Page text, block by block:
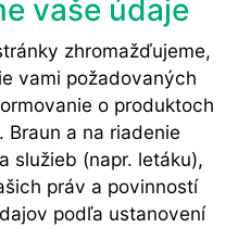
vaše údaje
zhromažďujeme,
vami požadovaných
o produktoch
Braun a na riadenie
služieb (napr. letáku),
práv a povinností
podľa ustanovení